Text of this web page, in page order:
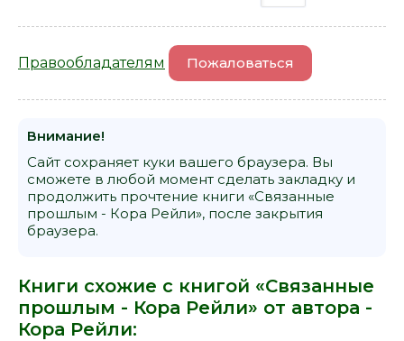
Правообладателям Пожаловаться
Внимание!
Сайт сохраняет куки вашего браузера. Вы
сможете в любой момент сделать закладку и
продолжить прочтение книги «Связанные
прошлым - Кора Рейли», после закрытия
браузера.
Книги схожие с книгой «Связанные
прошлым - Кора Рейли» от автора -
Кора Рейли: